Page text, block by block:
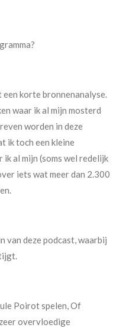
een korte bronnenanalyse.
waar ik al mijn mosterd
worden in deze
ik toch een kleine
al mijn (soms wel redelijk
iets wat meer dan 2.300
van deze podcast, waarbij
Poirot spelen, Of
overvloedige